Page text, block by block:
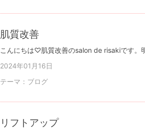
肌質改善
2024年01月16日
テーマ： ブログ
リフトアップ